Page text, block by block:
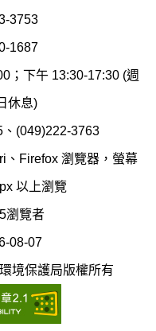
保
局
圖
染
制
科
(南
3753
1687
；下午 13:30-17:30 (週
休息)
(049)222-3763
、Firefox 瀏覽器，螢幕
以上瀏覽
瀏覽者
08-07
境保護局版權所有